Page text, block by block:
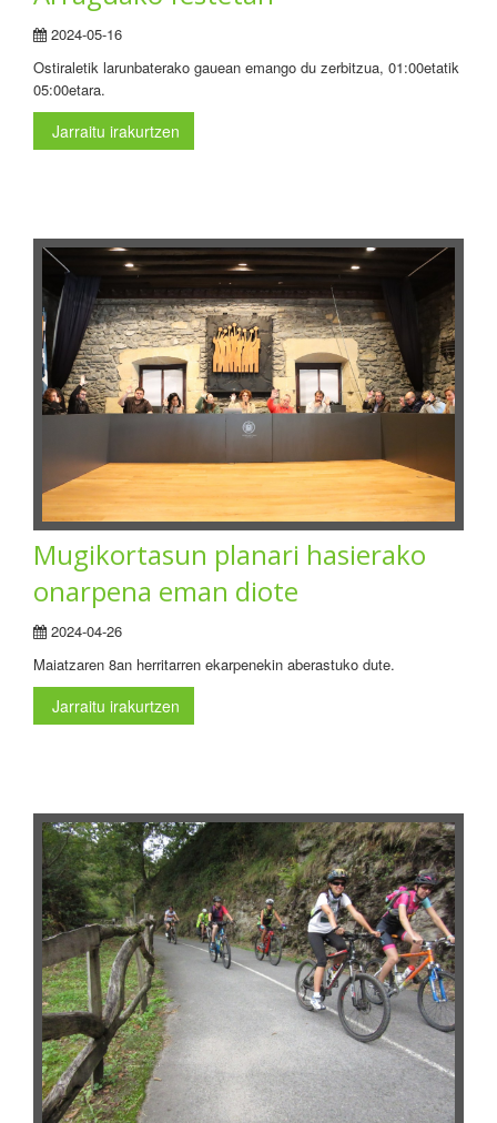
2024-05-16
Ostiraletik larunbaterako gauean emango du zerbitzua, 01:00etatik
05:00etara.
Jarraitu irakurtzen
Mugikortasun planari hasierako
onarpena eman diote
2024-04-26
Maiatzaren 8an herritarren ekarpenekin aberastuko dute.
Jarraitu irakurtzen